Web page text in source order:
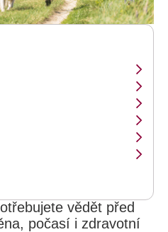
vědět před
počasí i zdravotní